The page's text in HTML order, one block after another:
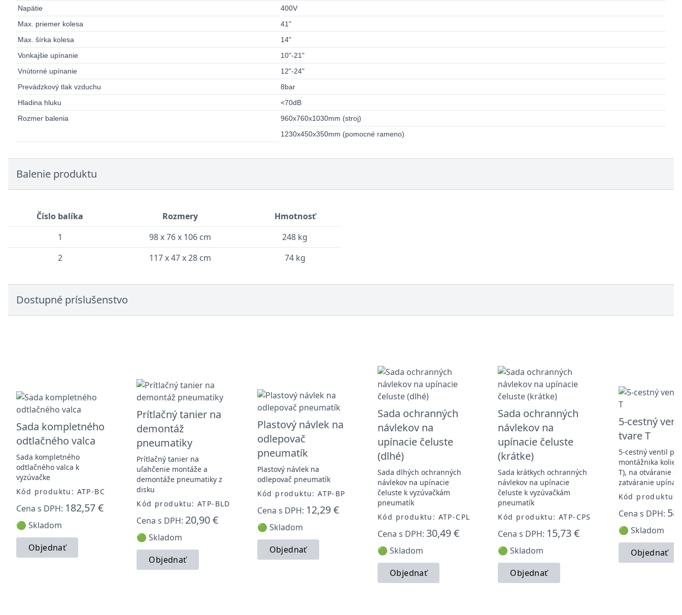
Napätie
400V
Max. priemer kolesa
41"
Max. šírka kolesa
14"
Vonkajšie upínanie
10"-21"
Vnútorné upínanie
12"-24"
Prevádzkový tlak vzduchu
8bar
Hladina hluku
<70dB
Rozmer balenia
960x760x1030mm (stroj)
1230x450x350mm (pomocné rameno)
Balenie produktu
Číslo balíka Rozmery
Hmotnosť
1
98 x 76 x 106 cm
248 kg
2
117 x 47 x 28 cm 74 kg
Dostupné príslušenstvo
Sada kompletného
odtlačného valca
Sada kompletného
odtlačného valca k
vyzúvačke
Kód produktu: ATP-BC
Cena s DPH: 182,57 €
🟢 Skladom
Objednať
Prítlačný tanier na
demontáž
pneumatiky
Prítlačný tanier na
uľahčenie montáže a
demontáže pneumatiky z
disku
Kód produktu: ATP-BLD
Cena s DPH: 20,90 €
🟢 Skladom
Objednať
Plastový návlek na
odlepovač
pneumatík
Plastový návlek na
odlepovač pneumatík
Kód produktu: ATP-BP
Cena s DPH: 12,29 €
🟢 Skladom
Objednať
Sada ochranných
návlekov na
upínacie čeluste
(dlhé)
Sada dlhých ochranných
návlekov na upínacie
čeluste k vyzúvačkám
pneumatík
Kód produktu: ATP-CPL
Cena s DPH: 30,49 €
🟢 Skladom
Objednať
Sada ochranných
návlekov na
upínacie čeluste
(krátke)
Sada krátkych ochranných
návlekov na upínacie
čeluste k vyzúvačkám
pneumatík
Kód produktu: ATP-CPS
Cena s DPH: 15,73 €
🟢 Skladom
Objednať
5-cestný
tvare T
5-cestný ventil pre
montážnika kolies
T), na otváranie a
zatváranie
Kód produktu:
Cena s DPH:
🟢 Skladom
Objednať